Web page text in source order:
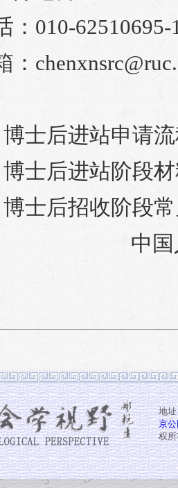
：010-62510695-
：
士后进站申请
博士后进站阶段
士后招收阶段
中
地
京
权